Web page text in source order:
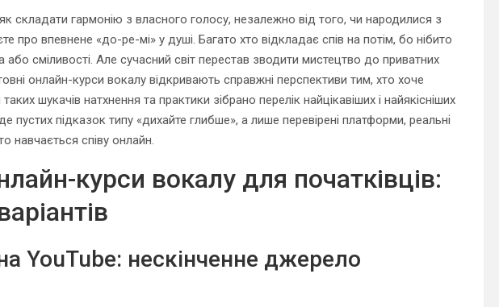
складати гармонію з власного голосу, незалежно від того, чи народилися з
про впевнене «до-ре-мі» у душі. Багато хто відкладає спів на потім, бо нібито
сміливості. Але сучасний світ перестав зводити мистецтво до приватних
онлайн-курси вокалу відкривають справжні перспективи тим, хто хоче
шукачів натхнення та практики зібрано перелік найцікавіших і найякісніших
пустих підказок типу «дихайте глибше», а лише перевірені платформи, реальні
навчається співу онлайн.
курси вокалу для початківців:
YouTube: нескінченне джерело